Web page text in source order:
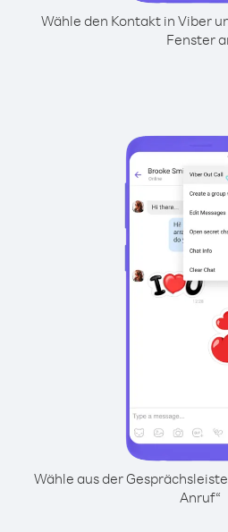
Wähle den Kontakt in Viber
Fenster
Wähle aus der
Anruf“